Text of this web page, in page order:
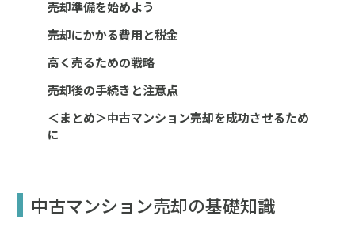
売却準備を始めよう
売却にかかる費用と税金
高く売るための戦略
売却後の手続きと注意点
＜まとめ＞中古マンション売却を成功させるため
に
中古マンション売却の基礎知識